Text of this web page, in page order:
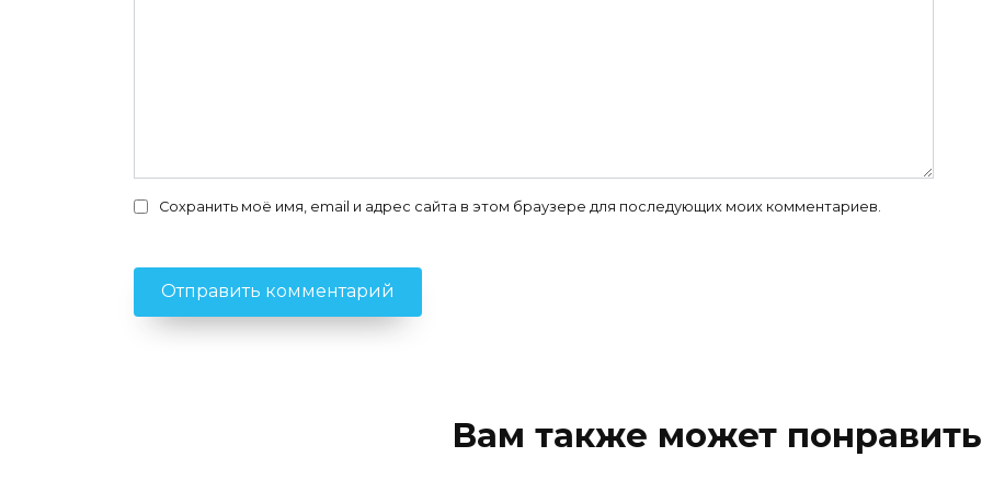
Сохранить моё имя, email и адрес сайта в этом браузере для последующих моих комментариев.
Вам также может